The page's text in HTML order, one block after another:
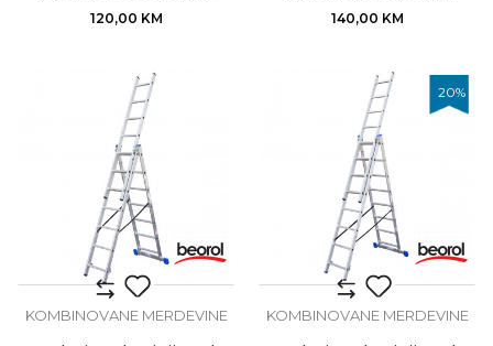
120,00 KM 140,00 KM
KOMBINOVANE MERDEVINE
20%
KOMBINOVANE MERDEVINE